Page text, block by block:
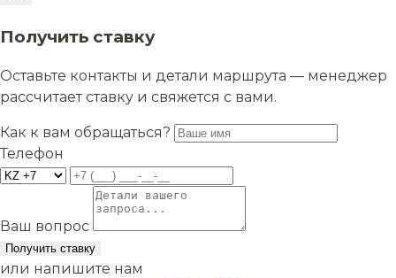
Получить ставку
Оставьте контакты и детали маршрута — менеджер
рассчитает ставку и свяжется с вами.
Как к вам обращаться?
Телефон
Ваш вопрос
Получить ставку
или напишите нам